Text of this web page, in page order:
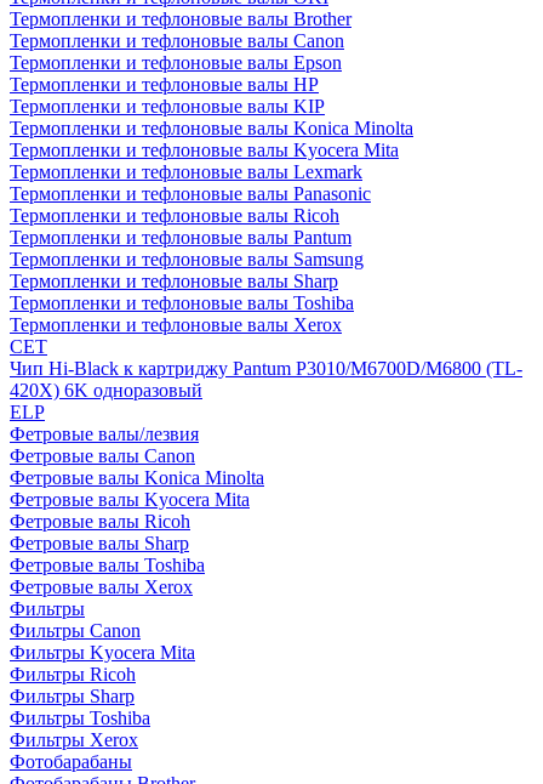
Термопленки и тефлоновые валы Brother
Термопленки и тефлоновые валы Canon
Термопленки и тефлоновые валы Epson
Термопленки и тефлоновые валы HP
Термопленки и тефлоновые валы KIP
Термопленки и тефлоновые валы Konica Minolta
Термопленки и тефлоновые валы Kyocera Mita
Термопленки и тефлоновые валы Lexmark
Термопленки и тефлоновые валы Panasonic
Термопленки и тефлоновые валы Ricoh
Термопленки и тефлоновые валы Pantum
Термопленки и тефлоновые валы Samsung
Термопленки и тефлоновые валы Sharp
Термопленки и тефлоновые валы Toshiba
Термопленки и тефлоновые валы Xerox
CET
Чип Hi-Black к картриджу Pantum P3010/M6700D/M6800 (TL-
420X) 6K одноразовый
ELP
Фетровые валы/лезвия
Фетровые валы Canon
Фетровые валы Konica Minolta
Фетровые валы Kyocera Mita
Фетровые валы Ricoh
Фетровые валы Sharp
Фетровые валы Toshiba
Фетровые валы Xerox
Фильтры
Фильтры Canon
Фильтры Kyocera Mita
Фильтры Ricoh
Фильтры Sharp
Фильтры Toshiba
Фильтры Xerox
Фотобарабаны